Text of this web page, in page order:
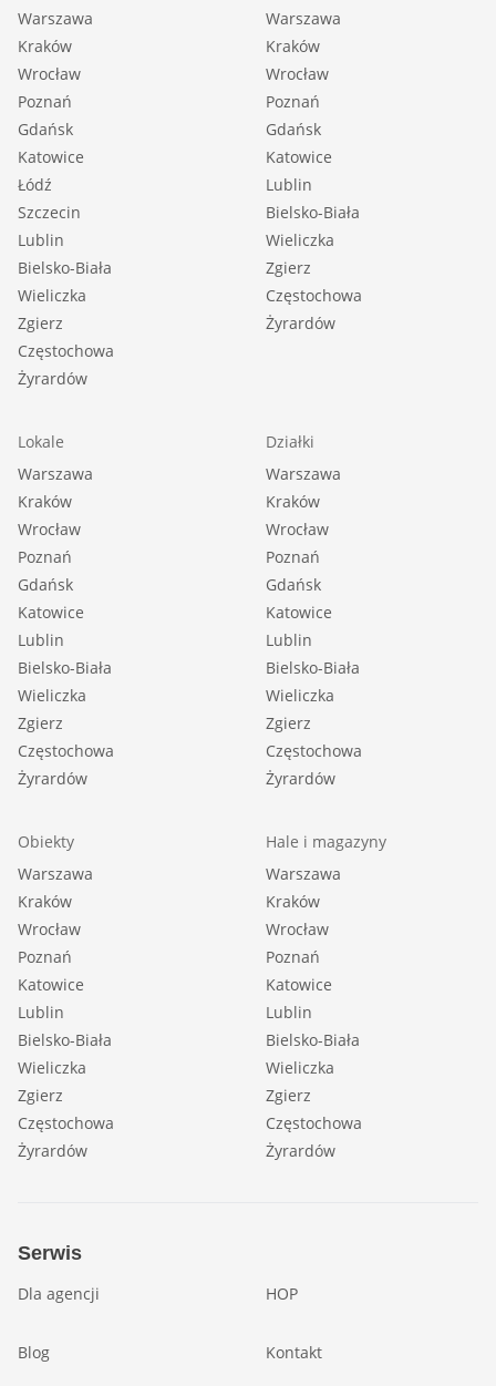
Warszawa
Kraków
Wrocław
Poznań
Gdańsk
Katowice
Łódź
Szczecin
Lublin
Bielsko-Biała
Wieliczka
Zgierz
Częstochowa
Żyrardów
Warszawa
Kraków
Wrocław
Poznań
Gdańsk
Katowice
Lublin
Bielsko-Biała
Wieliczka
Zgierz
Częstochowa
Żyrardów
Lokale
Warszawa
Kraków
Wrocław
Poznań
Gdańsk
Katowice
Lublin
Bielsko-Biała
Wieliczka
Zgierz
Częstochowa
Żyrardów
Działki
Warszawa
Kraków
Wrocław
Poznań
Gdańsk
Katowice
Lublin
Bielsko-Biała
Wieliczka
Zgierz
Częstochowa
Żyrardów
Obiekty
Warszawa
Kraków
Wrocław
Poznań
Katowice
Lublin
Bielsko-Biała
Wieliczka
Zgierz
Częstochowa
Żyrardów
Hale i magazyny
Warszawa
Kraków
Wrocław
Poznań
Katowice
Lublin
Bielsko-Biała
Wieliczka
Zgierz
Częstochowa
Żyrardów
Serwis
Dla agencji HOP
Blog Kontakt